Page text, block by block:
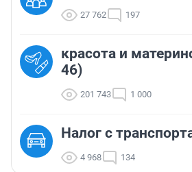
27 762 197
красота и
46)
201 743 1 000
Налог с
4 968 134